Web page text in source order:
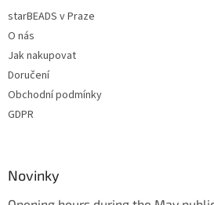
starBEADS v Praze
O nás
Jak nakupovat
Doručení
Obchodní podmínky
GDPR
Novinky